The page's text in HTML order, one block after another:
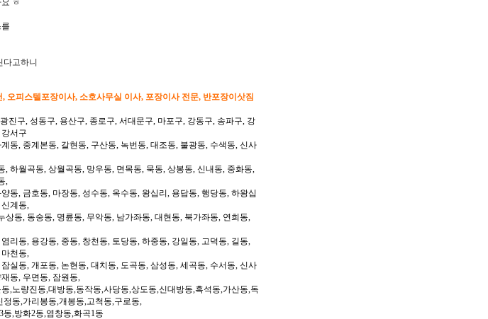
ㅎ
고하니
피스텔포장이사, 소호사무실 이사, 포장이사 전문, 반포장이삿짐
진구, 성동구, 용산구, 종로구, 서대문구, 마포구, 강동구, 송파구, 강
서구
동, 중계본동, 갈현동, 구산동, 녹번동, 대조동, 불광동, 수색동, 신사
하월곡동, 상월곡동, 망우동, 면목동, 묵동, 상봉동, 신내동, 중화동,
,
동, 금호동, 마장동, 성수동, 옥수동, 왕십리, 용답동, 행당동, 하왕십
계동,
동, 동숭동, 명륜동, 무악동, 남가좌동, 대현동, 북가좌동, 연희동,
리동, 용강동, 중동, 창천동, 토당동, 하중동, 강일동, 고덕동, 길동,
천동,
실동, 개포동, 논현동, 대치동, 도곡동, 삼성동, 세곡동, 수서동, 신사
동, 우면동, 잠원동,
,노량진동,대방동,동작동,사당동,상도동,신대방동,흑석동,가산동,독
동,가리봉동,개봉동,고척동,구로동,
,방화2동,염창동,화곡1동